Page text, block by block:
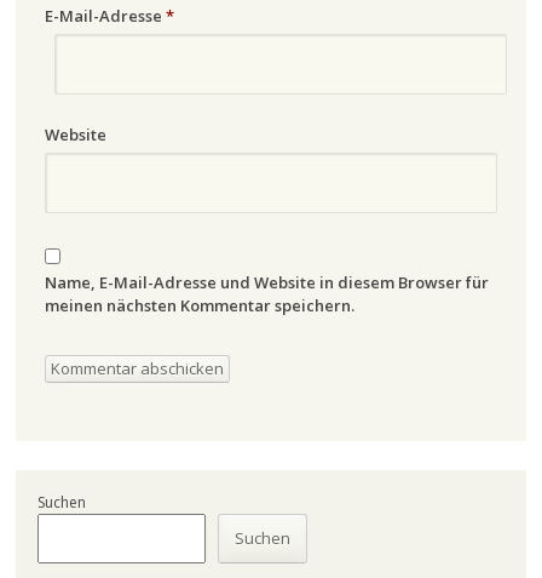
E-Mail-Adresse *
Website
Name, E-Mail-Adresse und Website in diesem Browser für
meinen nächsten Kommentar speichern.
Suchen
Suchen